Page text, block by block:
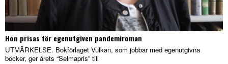
Hon prisas för egenutgiven pandemiroman
UTMÄRKELSE. Bokförlaget Vulkan, som jobbar med egenutgivna
böcker, ger årets “Selmapris” till